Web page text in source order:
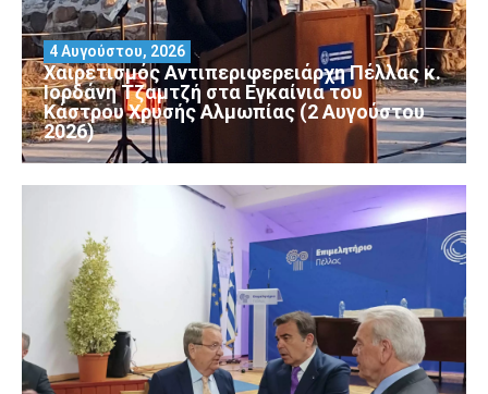
Χαιρετισμός Αντιπεριφερειάρχη Πέλλας κ.
Ιορδάνη Τζαμτζή στα Εγκαίνια του
Κάστρου Χρυσής Αλμωπίας (2 Αυγούστου
2026)
4 Αυγούστου, 2026